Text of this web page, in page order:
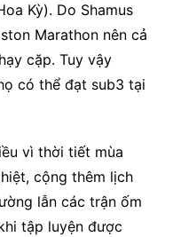
Kỳ). Do Shamus
Marathon nên cả
cặp. Tuy vậy
có thể đạt sub3 tại
vì thời tiết mùa
cộng thêm lịch
lẫn các trận ốm
tập luyện được